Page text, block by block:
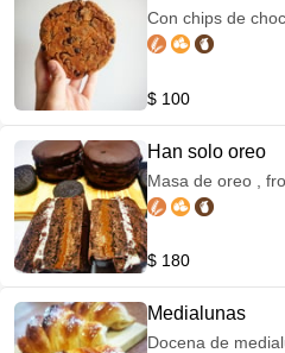
Con chips de
$ 100
Han solo oreo
Masa de oreo ,
de leche . Peso
$ 180
Medialunas
Docena de